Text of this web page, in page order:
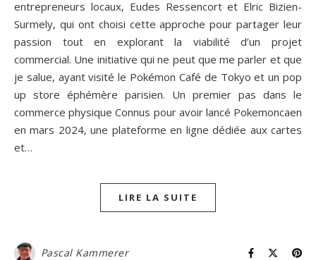
entrepreneurs locaux, Eudes Ressencort et Elric Bizien-
Surmely, qui ont choisi cette approche pour partager leur
passion tout en explorant la viabilité d’un projet
commercial. Une initiative qui ne peut que me parler et que
je salue, ayant visité le Pokémon Café de Tokyo et un pop
up store éphémère parisien. Un premier pas dans le
commerce physique Connus pour avoir lancé Pokemoncaen
en mars 2024, une plateforme en ligne dédiée aux cartes
et…
LIRE LA SUITE
Pascal Kammerer